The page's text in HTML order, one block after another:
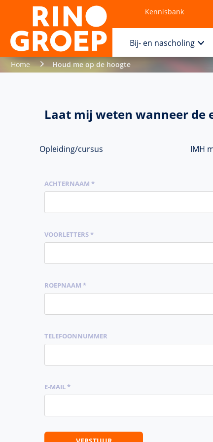
Kennisbank
Bij- en nascholing
Home Houd me op de hoogte
Laat mij weten wanneer de
Opleiding/cursus IMH
ACHTERNAAM *
VOORLETTERS *
ROEPNAAM *
TELEFOONNUMMER
E-MAIL *